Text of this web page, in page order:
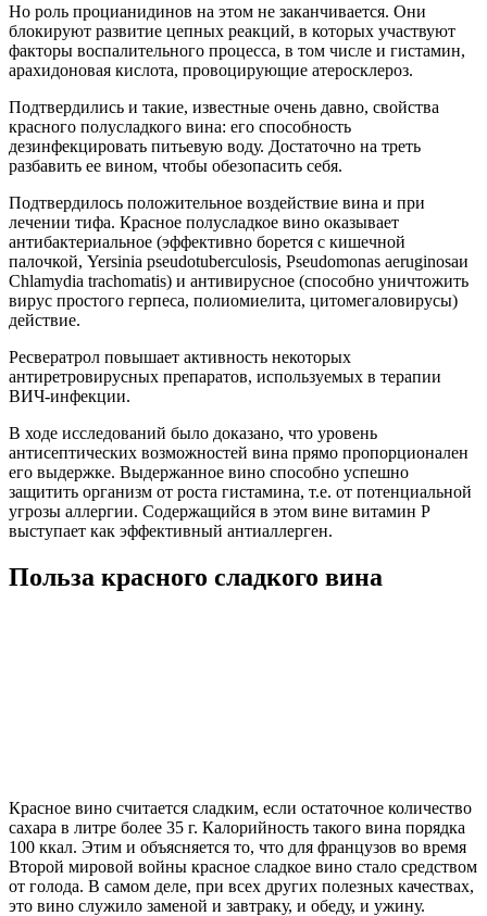
Но роль процианидинов на этом не заканчивается. Они
блокируют развитие цепных реакций, в которых участвуют
факторы воспалительного процесса, в том числе и гистамин,
арахидоновая кислота, провоцирующие атеросклероз.
Подтвердились и такие, известные очень давно, свойства
красного полусладкого вина: его способность
дезинфекцировать питьевую воду. Достаточно на треть
разбавить ее вином, чтобы обезопасить себя.
Подтвердилось положительное воздействие вина и при
лечении тифа. Красное полусладкое вино оказывает
антибактериальное (эффективно борется с кишечной
палочкой, Yersinia pseudotuberculosis, Pseudomonas aeruginosaи
Chlamydia trachomatis) и антивирусное (способно уничтожить
вирус простого герпеса, полиомиелита, цитомегаловирусы)
действие.
Ресвератрол повышает активность некоторых
антиретровирусных препаратов, используемых в терапии
ВИЧ-инфекции.
В ходе исследований было доказано, что уровень
антисептических возможностей вина прямо пропорционален
его выдержке. Выдержанное вино способно успешно
защитить организм от роста гистамина, т.е. от потенциальной
угрозы аллергии. Содержащийся в этом вине витамин Р
выступает как эффективный антиаллерген.
Польза красного сладкого вина
Красное вино считается сладким, если остаточное количество
сахара в литре более 35 г. Калорийность такого вина порядка
100 ккал. Этим и объясняется то, что для французов во время
Второй мировой войны красное сладкое вино стало средством
от голода. В самом деле, при всех других полезных качествах,
это вино служило заменой и завтраку, и обеду, и ужину.